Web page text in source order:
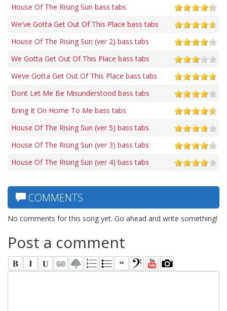
House Of The Rising Sun bass tabs
We've Gotta Get Out Of This Place bass tabs
House Of The Rising Sun (ver 2) bass tabs
We Gotta Get Out Of This Place bass tabs
Weve Gotta Get Out Of This Place bass tabs
Dont Let Me Be Misunderstood bass tabs
Bring It On Home To Me bass tabs
House Of The Rising Sun (ver 5) bass tabs
House Of The Rising Sun (ver 3) bass tabs
House Of The Rising Sun (ver 4) bass tabs
COMMENTS
No comments for this song yet. Go ahead and write something!
Post a comment